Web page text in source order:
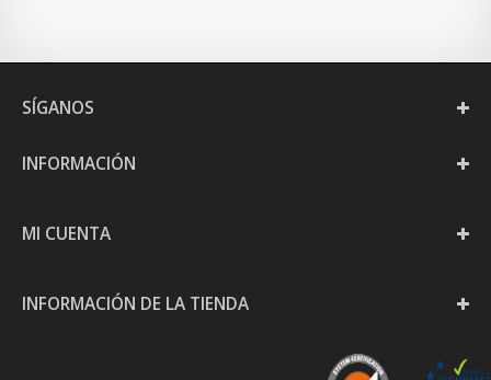
SÍGANOS
INFORMACIÓN
MI CUENTA
INFORMACIÓN DE LA TIENDA